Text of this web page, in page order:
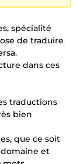
spécialité
de traduire
dans ces
traductions
bien
que ce soit
et